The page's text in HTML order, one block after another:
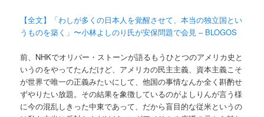
【全文】「わしが多くの日本人を覚醒させて、本当の独立国とい
うものを築く」〜小林よしのり氏が安保問題で会見 – BLOGOS
前、NHKでオリバー・ストーンが語るもうひとつのアメリカ史と
いうのをやってたんだけど、アメリカの民主主義、資本主義こそ
が世界で唯一の正義みたいにして、他国の事情なんか全く斟酌せ
ずやりたい放題。その結果を象徴しているのがよしりんが言う様
に今の混乱しきった中東であって、だから盲目的な従米というの